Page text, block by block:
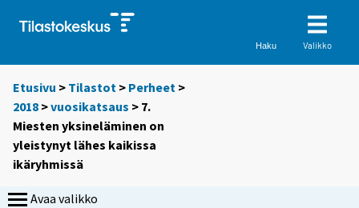
Haku Valikko
Etusivu > Tilastot > Perheet >
2018 >vuosikatsaus > 7.
Miesten yksineläminen on
yleistynyt lähes kaikissa
ikäryhmissä
Avaa valikko